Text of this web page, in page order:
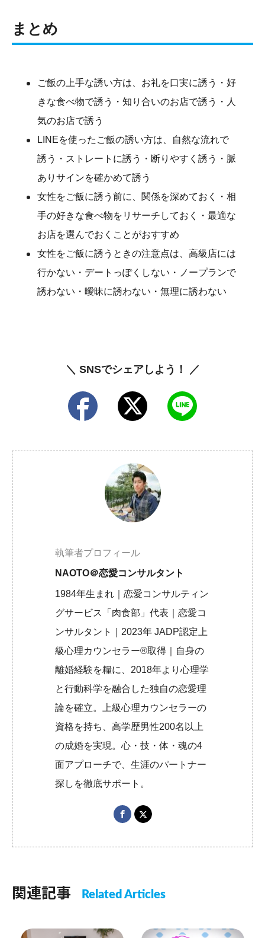
まとめ
ご飯の上手な誘い方は、お礼を口実に誘う・好
きな食べ物で誘う・知り合いのお店で誘う・人
気のお店で誘う
LINEを使ったご飯の誘い方は、自然な流れで
誘う・ストレートに誘う・断りやすく誘う・脈
ありサインを確かめて誘う
女性をご飯に誘う前に、関係を深めておく・相
手の好きな食べ物をリサーチしておく・最適な
お店を選んでおくことがおすすめ
女性をご飯に誘うときの注意点は、高級店には
行かない・デートっぽくしない・ノープランで
誘わない・曖昧に誘わない・無理に誘わない
＼ SNSでシェアしよう！ ／
執筆者プロフィール
NAOTO＠恋愛コンサルタント
1984年生まれ｜恋愛コンサルティン
グサービス「肉食部」代表｜恋愛コ
ンサルタント｜2023年 JADP認定上
級心理カウンセラー®取得｜自身の
離婚経験を糧に、2018年より心理学
と行動科学を融合した独自の恋愛理
論を確立。上級心理カウンセラーの
資格を持ち、高学歴男性200名以上
の成婚を実現。心・技・体・魂の4
面アプローチで、生涯のパートナー
探しを徹底サポート。
関連記事 Related Articles